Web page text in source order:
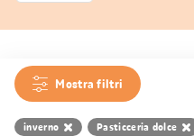
Mostra filtri
inverno Pasticceria dolce